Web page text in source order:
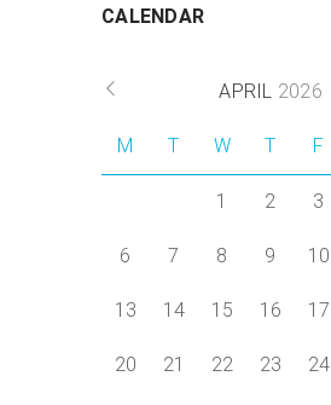
CALENDAR
APRIL 2026
M T W T F
1 2 3
6 7 8 9 10
13 14 15 16 17
20 21 22 23 24